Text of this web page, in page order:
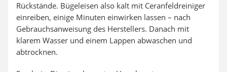
Rückstände. Bügeleisen also kalt mit Ceranfeldreiniger
einreiben, einige Minuten einwirken lassen – nach
Gebrauchsanweisung des Herstellers. Danach mit
klarem Wasser und einem Lappen abwaschen und
abtrocknen.